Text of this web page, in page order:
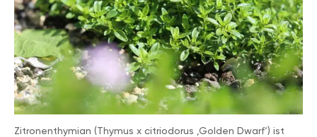
Zitronenthymian (Thymus x citriodorus ‚Golden Dwarf‘) ist